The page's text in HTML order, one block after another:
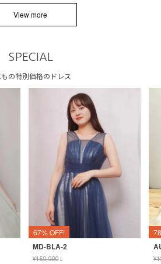
View more
SPECIAL
の特別価格のドレス
67% OFF!
MD-BLA-2
¥150,000↓ ¥